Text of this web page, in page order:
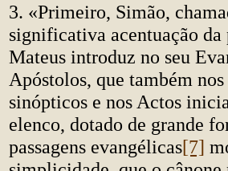
3. «Primeiro, Simão,
significativa acentuação
Mateus introduz no seu
Apóstolos, que também
sinópticos e nos Actos
elenco, dotado de grande
passagens evangélicas[7]